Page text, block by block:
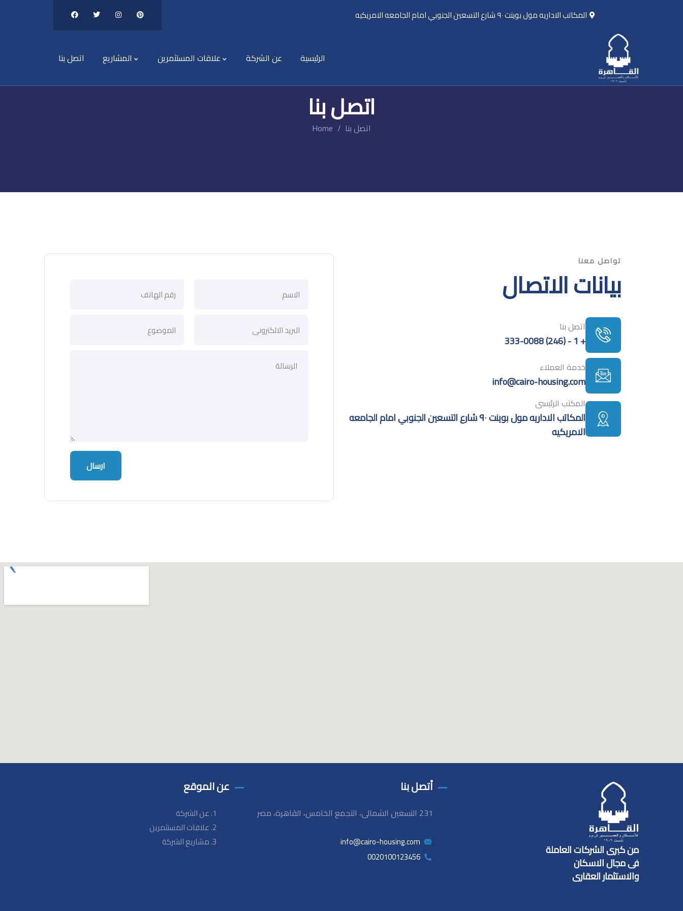
المكاتب الاداريه مول بوينت ٩٠ شارع التسعين الجنوبي امام الجامعه الامريكيه
اتصل بنا المشاريع علاقات المستثمرين عن الشركة الرئيسية
اتصل بنا
Home اتصل بنا
تواصل معنا
بيانات الاتصال
اتصل بنا
+ 1 - (246) 333-0088
خدمة العملاء
info@cairo-housing.com
المكتب الرئيسى
المكاتب الاداريه مول بوينت ٩٠ شارع التسعين الجنوبي امام الجامعه
الامريكيه
من كبرى الشركات العاملة
فى مجال الاسكان
والاستثمار العقارى
أتصل بنا
231 التسعين الشمالى، التجمع الخامس، القاهرة، مصر
info@cairo-housing.com
0020100123456
عن الموقع
عن الشركة
علاقات المستثمرين
مشاريع الشركة